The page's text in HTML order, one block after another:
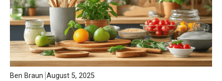
Ben Braun August 5, 2025